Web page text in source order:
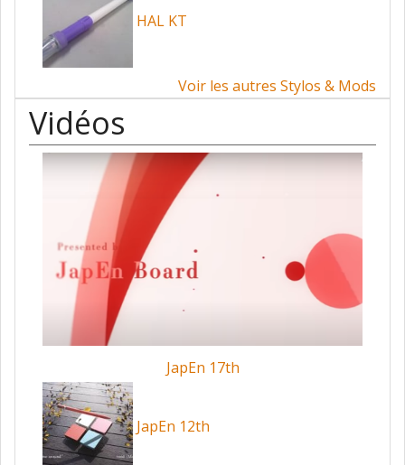
HAL KT
Voir les autres Stylos & Mods
Vidéos
JapEn 17th
JapEn 12th